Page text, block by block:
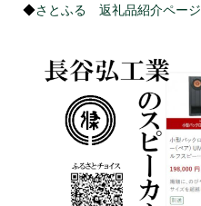
◆さとふる 返礼品紹介ページ